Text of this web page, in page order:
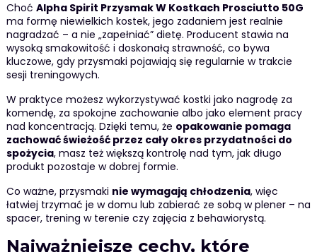
Choć Alpha Spirit Przysmak W Kostkach Prosciutto 50G
ma formę niewielkich kostek, jego zadaniem jest realnie
nagradzać – a nie „zapełniać” dietę. Producent stawia na
wysoką smakowitość i doskonałą strawność, co bywa
kluczowe, gdy przysmaki pojawiają się regularnie w trakcie
sesji treningowych.
W praktyce możesz wykorzystywać kostki jako nagrodę za
komendę, za spokojne zachowanie albo jako element pracy
nad koncentracją. Dzięki temu, że opakowanie pomaga
zachować świeżość przez cały okres przydatności do
spożycia, masz też większą kontrolę nad tym, jak długo
produkt pozostaje w dobrej formie.
Co ważne, przysmaki nie wymagają chłodzenia, więc
łatwiej trzymać je w domu lub zabierać ze sobą w plener – na
spacer, trening w terenie czy zajęcia z behawiorystą.
Najważniejsze cechy, które